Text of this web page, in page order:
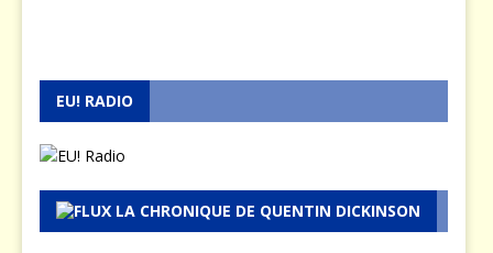
EU! RADIO
LA CHRONIQUE DE QUENTIN DICKINSON